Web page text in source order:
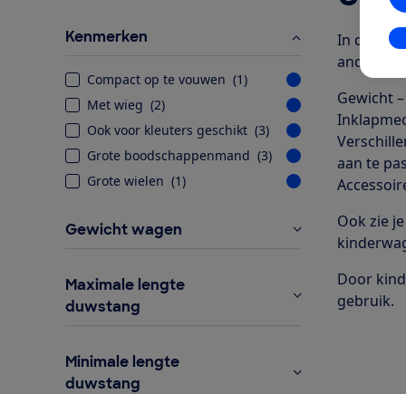
Kenmerken
Compact op te vouwen (1)
Met wieg (2)
Ook voor kleuters geschikt (3)
Grote boodschappenmand (3)
Grote wielen (1)
Gewicht wagen
Maximale lengte
duwstang
Minimale lengte
duwstang
In de
andere
Gewicht
aan te
Ook zie
Door
gebruik.